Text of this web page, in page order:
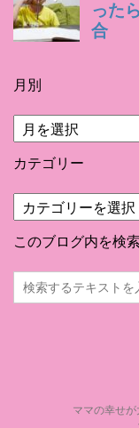
月別
月
別
カテゴリー
テ
ゴ
ー
このブログ内を検
ママの幸せが